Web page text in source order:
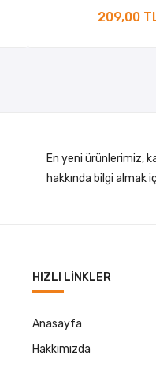
209,00
En yeni ürünlerimiz,
hakkında bilgi almak
HIZLI LINKLER
Anasayfa
Hakkımızda